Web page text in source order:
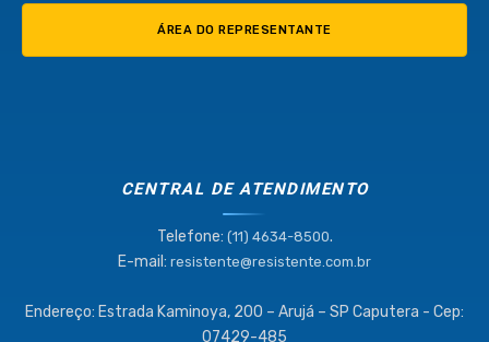
ÁREA DO REPRESENTANTE
CENTRAL DE ATENDIMENTO
Telefone: (11) 4634-8500.
E-mail: resistente@resistente.com.br
Endereço: Estrada Kaminoya, 200 – Arujá – SP Caputera - Cep:
07429-485